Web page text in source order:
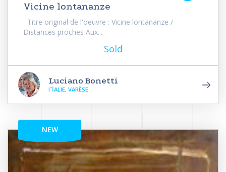
Vicine lontananze
Titre original de l'oeuvre : Vicine lontananze /
Distances proches Aux...
Sold
Luciano Bonetti
ITALIE, VARÈSE
NEW